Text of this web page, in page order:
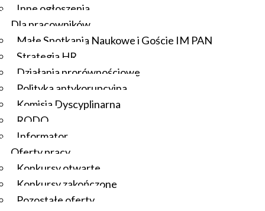
Inne ogłoszenia
Dla pracowników
Małe Spotkania Naukowe i Goście IM PAN
Strategia HR
Działania prorównościowe
Polityka antykorupcyjna
Komisja Dyscyplinarna
RODO
Informator
Oferty pracy
Konkursy otwarte
Konkursy zakończone
Pozostałe oferty